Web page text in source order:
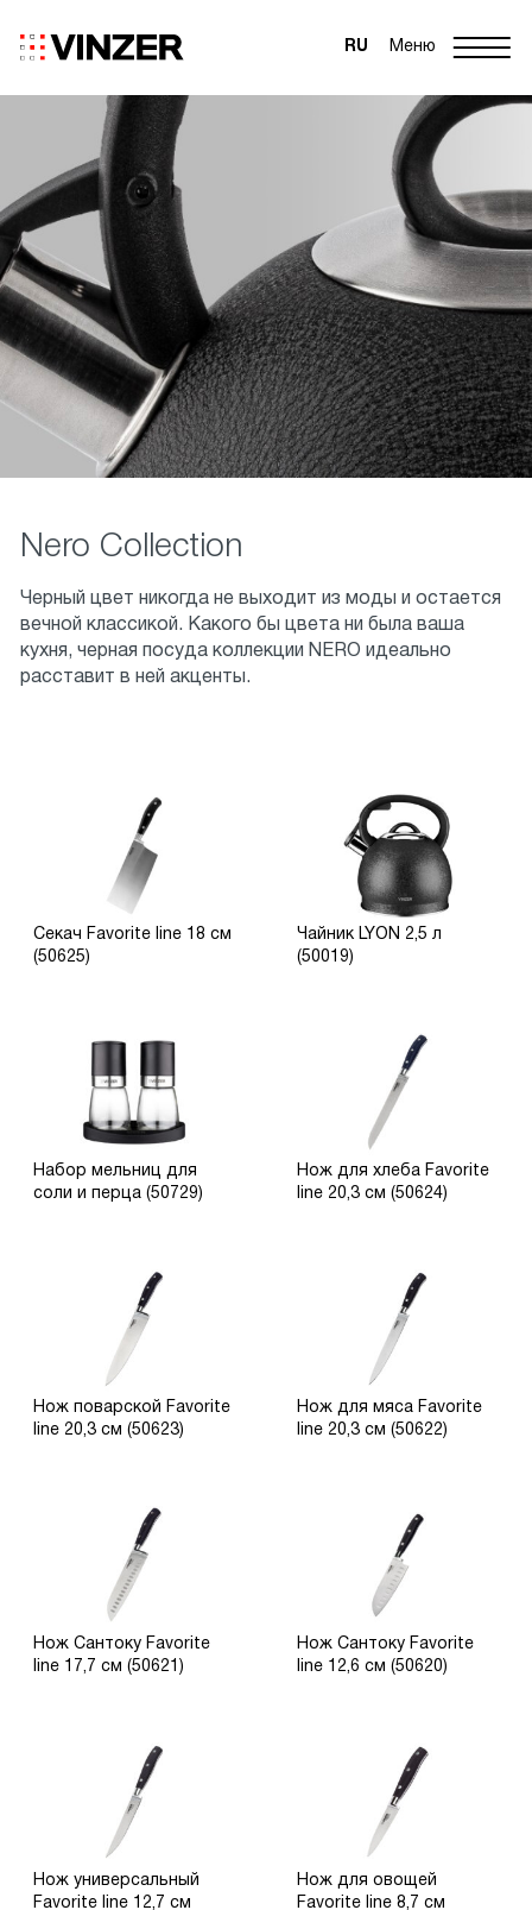
Меню
RU
Nero Collection
Черный цвет никогда не выходит из моды и остается
вечной классикой. Какого бы цвета ни была ваша
кухня, черная посуда коллекции NERO идеально
расставит в ней акценты.
Секач Favorite line 18 см
(50625)
Чайник LYON 2,5 л
(50019)
Набор мельниц для
соли и перца (50729)
Нож для хлеба Favorite
line 20,3 см (50624)
Нож поварской Favorite
line 20,3 см (50623)
Нож для мяса Favorite
line 20,3 см (50622)
Нож Cантоку Favorite
line 17,7 см (50621)
Нож Cантоку Favorite
line 12,6 см (50620)
Нож универсальный
Favorite line 12,7 см
Нож для овощей
Favоrite line 8,7 см